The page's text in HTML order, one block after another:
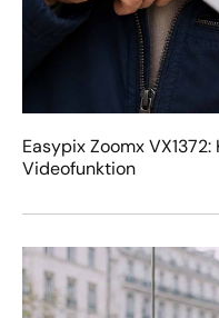
Easypix Zoomx
Videofunktion